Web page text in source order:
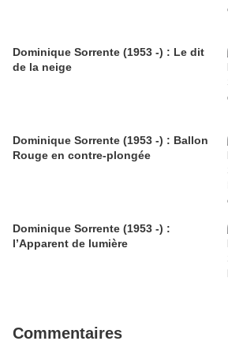
Dominique Sorrente (1953 -) : Le dit
de la neige
Dominique Sorrente (1953 -) : Ballon
Rouge en contre-plongée
Dominique Sorrente (1953 -) :
l’Apparent de lumière
Commentaires